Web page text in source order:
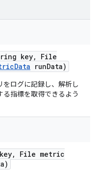
key,
File
Data runData)
をログに記録し、解析し
る指標を取得できるよう
,
File metric